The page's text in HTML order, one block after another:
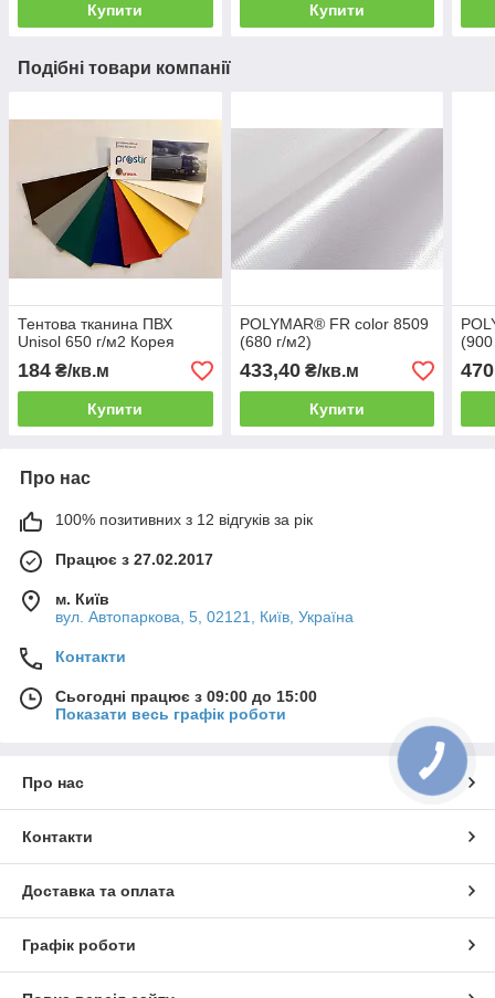
Купити Купити
Подібні товари компанії
Тентова тканина ПВХ
Unisol 650 г/м2 Корея
184 ₴/кв.м
Купити
POLYMAR® FR color 8509
(680 г/м2)
433,40₴/кв.м
Купити
Про нас
100% позитивних з 12 відгуків за рік
Працює з 27.02.2017
м. Київ
вул. Автопаркова, 5, 02121, Київ, Україна
Контакти
Сьогодні працює з 09:00 до 15:00
Показати весь графік роботи
Про нас
Контакти
Доставка та оплата
Графік роботи